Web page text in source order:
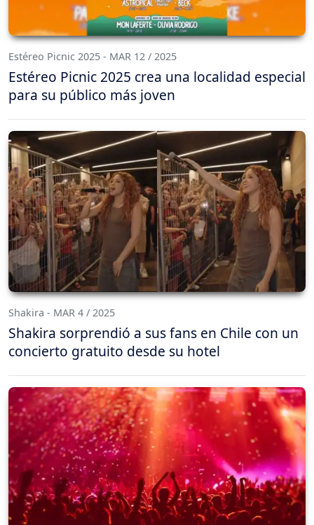
Estéreo Picnic 2025 - MAR 12 / 2025
Estéreo Picnic 2025 crea una localidad especial
para su público más joven
Shakira - MAR 4 / 2025
Shakira sorprendió a sus fans en Chile con un
concierto gratuito desde su hotel